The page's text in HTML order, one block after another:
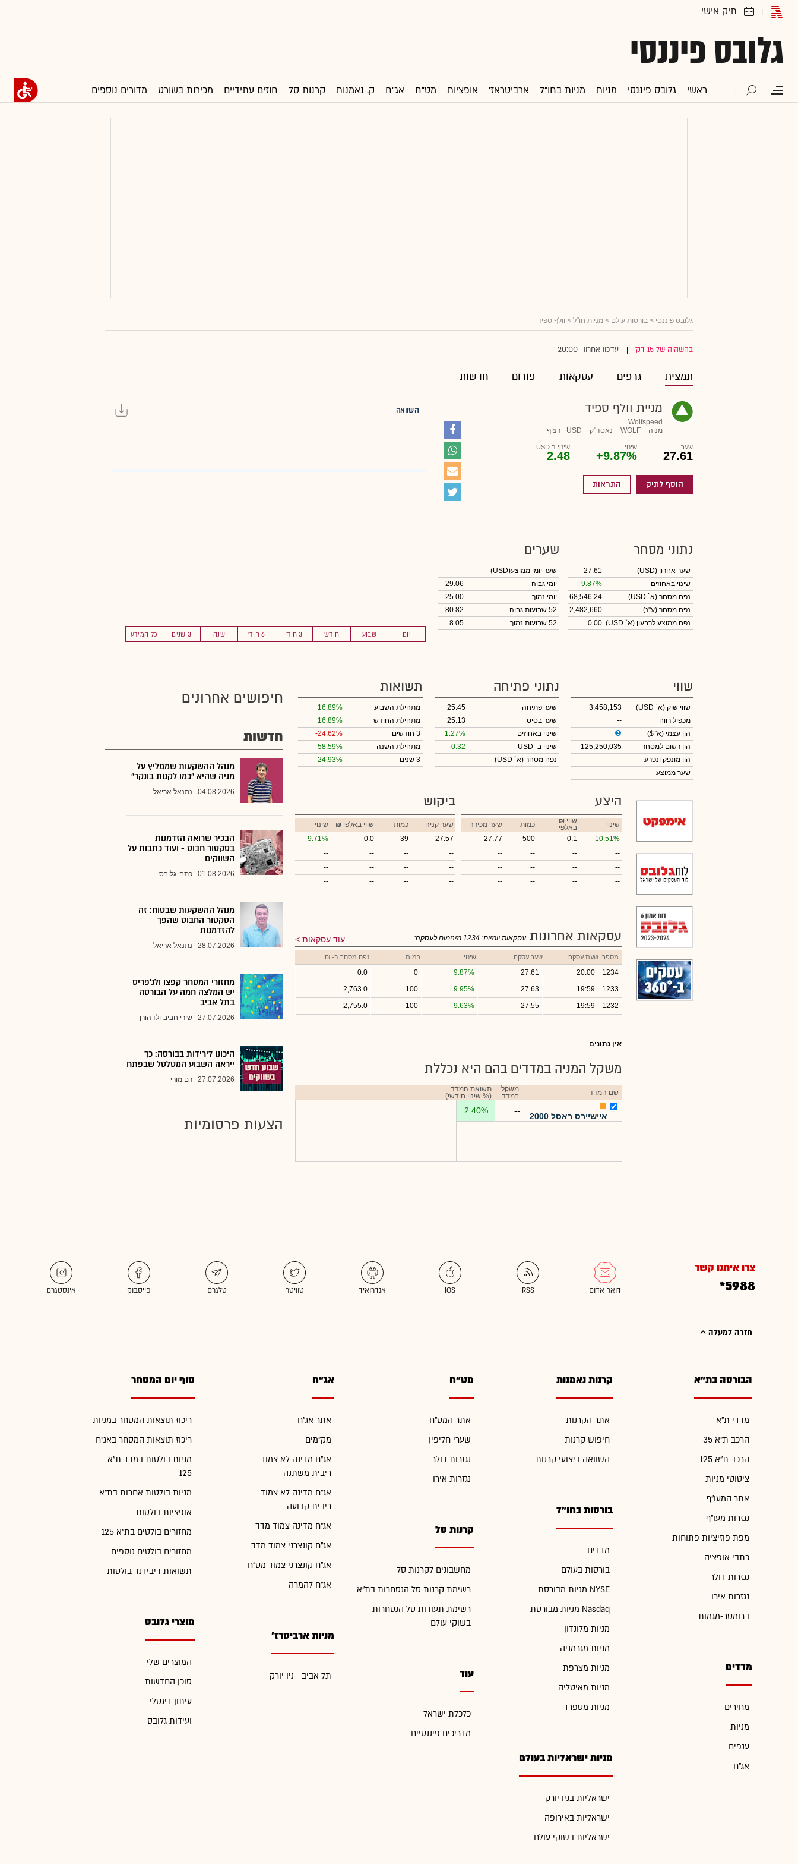
גלובס פיננסי
ראשי גלובס פיננסי מניות מניות בחו"ל ארביטראז' אופציות מט"ח אג"ח ק. נאמנות קרנות סל חוזים עתידיים מכירות בשורט מדורים נוספים
גלובס פיננסי > בורסות עולם > מניות חו"ל > וולף ספיד
בהשהיה של 15 דק' עדכון אחרון 20:00
תמצית גרפים עסקאות פורום חדשות
מניית וולף ספיד
Wolfspeed
מניה
WOLF נאסד"ק USD רציף
שער
27.61
שינוי
+9.87%
שינוי ב USD
2.48
הוסף לתיק התראות
השוואה
יום שבוע חודש 3 חוד' 6 חוד' שנה 3 שנים כל המידע
נתוני מסחר
שער אחרון (USD)
27.61
שינוי באחוזים
9.87%
נפח מסחר (א` USD)
68,546.24
נפח מסחר (ע"נ)
2,482,660
נפח ממוצע לרבעון (א` USD)
0.00
שערים
שער יומי ממוצע(USD)
--
יומי גבוה
29.06
יומי נמוך
25.00
52 שבועות גבוה
80.82
52 שבועות נמוך
8.05
שווי
שווי שוק (א` USD)
3,458,153
מכפיל רווח
--
הון עצמי (א' $)
הון רשום למסחר
125,250,035
הון מונפק ונפרע
שער ממוצע
--
נתוני פתיחה
שער פתיחה
25.45
שער בסיס
25.13
שינוי באחוזים
1.27%
שינוי ב- USD
0.32
נפח מסחר (א` USD)
תשואות
מתחילת השבוע
16.89%
מתחילת החודש
16.89%
3 חודשים
-24.62%
מתחילת השנה
58.59%
3 שנים
24.93%
היצע
שינוי ₪ שווי
באלפי כמות
שער מכירה
10.51%
0.1
500
27.77
--
--
--
--
--
--
--
--
--
--
--
--
--
--
--
--
ביקוש
שער קניה כמות ₪ שווי באלפי
שינוי
27.57
39
0.0
9.71%
--
--
--
--
--
--
--
--
--
--
--
--
--
--
--
--
עסקאות אחרונות עוד עסקאות עסקאות יומיות: 1234 מינימום לעסקה:
מספר שעת עסקה שער עסקה שינוי כמות נפח מסחר ב- ₪
1234
20:00
27.61
9.87%
0
0.0
1233
19:59
27.63
9.95%
100
2,763.0
1232
19:59
27.55
9.63%
100
2,755.0
אין נתונים
משקל המניה במדדים בהם היא נכללת
שם המדד
משקל
במדד
תשואת המדד
(% שינוי חודשי)
איישיירס ראסל 2000
--
2.40%
חיפושים אחרונים
חדשות
מנהל ההשקעות שממליץ על
מניה שהיא "כמו לקנות בונקר"
04.08.2026 נתנאל אריאל
הבכיר שרואה הזדמנות
בסקטור חבוט - ועוד כתבות על
השווקים
01.08.2026 כתבי גלובס
מנהל ההשקעות שבטוח: זה
הסקטור החבוט שהפך
להזדמנות
28.07.2026 נתנאל אריאל
מחזורי המסחר קפצו ולג'פריס
יש המלצה חמה על הבורסה
בתל אביב
27.07.2026 שירי חביב-ולדהורן
היכונו לירידות בבורסה: כך
ייראה השבוע המטלטל שבפתח
27.07.2026 רם מורי
הצעות פרסומיות
צרו איתנו קשר
*5988
חזרה למעלה
הבורסה בת"א
מדדי ת"א
הרכב ת"א 35
הרכב ת"א 125
ציטוטי מניות
אתר המעו"ף
נגזרות מעו"ף
מפת פוזיציות פתוחות
כתבי אופציה
נגזרות דולר
נגזרות אירו
ברומטר-מגמות
מדדים
מחירים
מניות
ענפים
אג"ח
קרנות נאמנות
אתר הקרנות
חיפוש קרנות
השוואה ביצועי קרנות
בורסות בחו"ל
מדדים
בורסות בעולם
מניות מבורסת NYSE
מניות מבורסת Nasdaq
מניות מלונדון
מניות מגרמניה
מניות מצרפת
מניות מאיטליה
מניות מספרד
מניות ישראליות בעולם
ישראליות בניו יורק
ישראליות באירופה
ישראליות בשוקי עולם
מט"ח
אתר המט"ח
שערי חליפין
נגזרות דולר
נגזרות אירו
קרנות סל
מחשבונים לקרנות סל
רשימת קרנות סל הנסחרות בת"א
רשימת תעודות סל הנסחרות
בשוקי עולם
עוד
כלכלת ישראל
מדריכים פיננסיים
אג"ח
אתר אג"ח
מק"מים
אג"ח מדינה לא צמוד
ריבית משתנה
אג"ח מדינה לא צמוד
ריבית קבועה
אג"ח מדינה צמוד מדד
אג"ח קונצרני צמוד מדד
אג"ח קונצרני צמוד מט"ח
אג"ח להמרה
מניות ארביטרז'
תל אביב - ניו יורק
סוף יום המסחר
ריכוז תוצאות המסחר במניות
ריכוז תוצאות המסחר באג"ח
מניות בולטות במדד ת"א
125
מניות בולטות אחרות בת"א
אופציות בולטות
מחזורים בולטים בת"א 125
מחזורים בולטים נוספים
תשואות דיבידנד בולטות
מוצרי גלובס
המוצרים שלי
סוכן החדשות
עיתון דיגטלי
ועידות גלובס